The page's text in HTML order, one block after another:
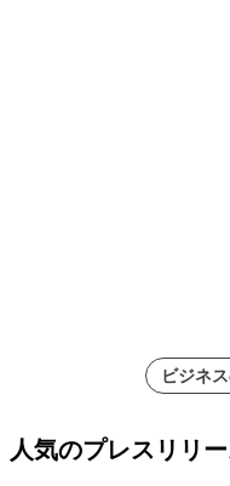
ビジネ
人気のプレスリリ